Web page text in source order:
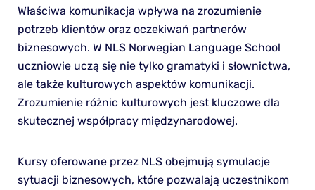
Właściwa komunikacja wpływa na zrozumienie
potrzeb klientów oraz oczekiwań partnerów
biznesowych. W NLS Norwegian Language School
uczniowie uczą się nie tylko gramatyki i słownictwa,
ale także kulturowych aspektów komunikacji.
Zrozumienie różnic kulturowych jest kluczowe dla
skutecznej współpracy międzynarodowej.
Kursy oferowane przez NLS obejmują symulacje
sytuacji biznesowych, które pozwalają uczestnikom